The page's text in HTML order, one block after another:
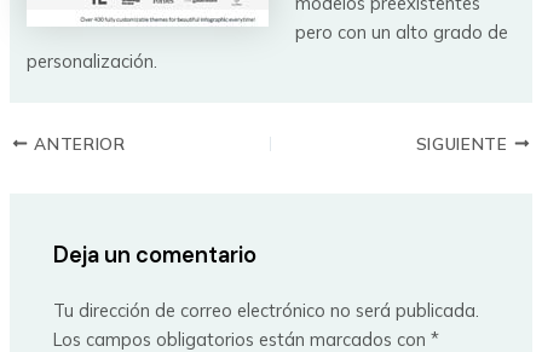
pero con un alto grado de
personalización.
ANTERIOR SIGUIENTE
Deja un comentario
Tu dirección de correo electrónico no será publicada.
Los campos obligatorios están marcados con*